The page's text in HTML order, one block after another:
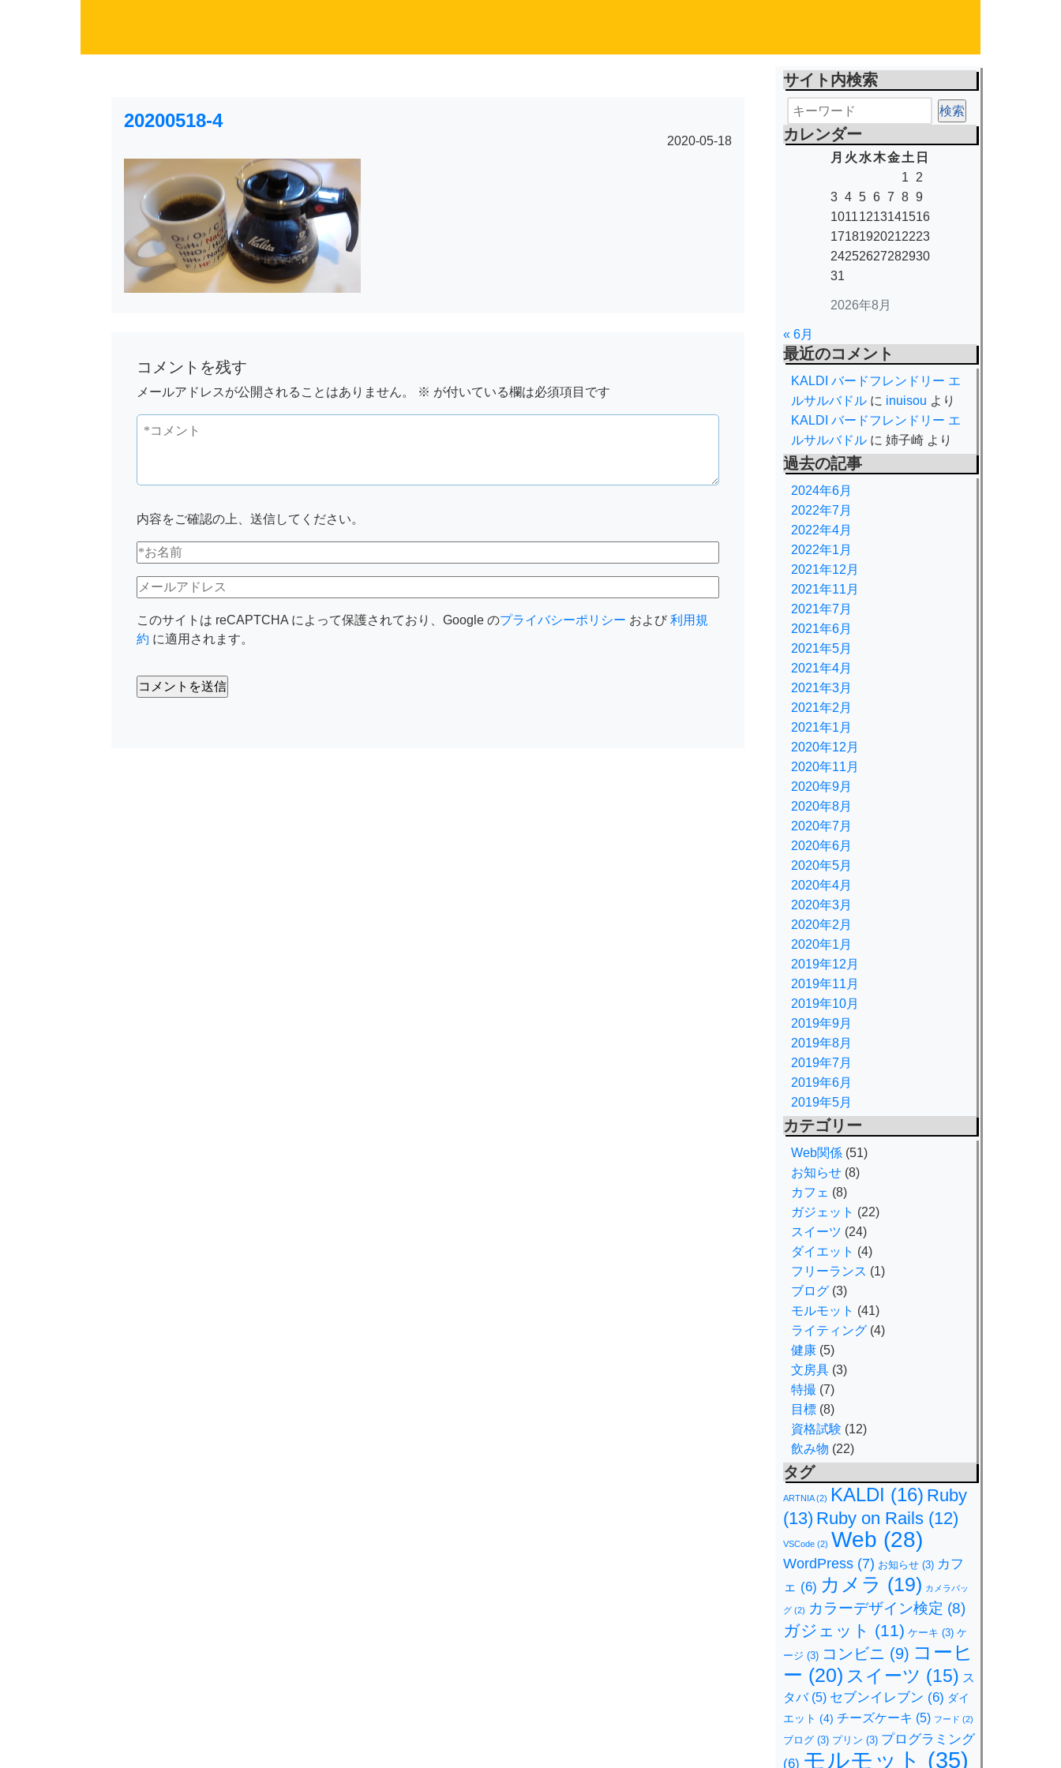
20200518-4
2020-05-18
コメントを残す
メールアドレスが公開されることはありません。 ※ が付いている欄は必須項目です
内容をご確認の上、送信してください。
このサイトは reCAPTCHA によって保護されており、Google のプライバシーポリシー および 利用規
約 に適用されます。
サイト内検索
カレンダー
2026年8月
月 火 水木金 土 日
1
2
3 4 5 6 7 8 9
10111213141516
17181920212223
24252627282930
31
« 6月
最近のコメント
KALDI バードフレンドリー エ
ルサルバドル に inuisou より
KALDI バードフレンドリー エ
ルサルバドル に 姉子崎 より
過去の記事
2024年6月
2022年7月
2022年4月
2022年1月
2021年12月
2021年11月
2021年7月
2021年6月
2021年5月
2021年4月
2021年3月
2021年2月
2021年1月
2020年12月
2020年11月
2020年9月
2020年8月
2020年7月
2020年6月
2020年5月
2020年4月
2020年3月
2020年2月
2020年1月
2019年12月
2019年11月
2019年10月
2019年9月
2019年8月
2019年7月
2019年6月
2019年5月
カテゴリー
Web関係 (51)
お知らせ (8)
カフェ (8)
ガジェット (22)
スイーツ (24)
ダイエット (4)
フリーランス (1)
ブログ (3)
モルモット (41)
ライティング (4)
健康 (5)
文房具 (3)
特撮 (7)
目標 (8)
資格試験 (12)
飲み物 (22)
タグ
ARTNIA(2) KALDI (16) Ruby
(13) Ruby on Rails (12)
VSCode (2) Web (28)
WordPress (7) お知らせ (3) カフ
ェ (6) カメラ (19) カメラバッ
グ (2) カラーデザイン検定 (8)
ガジェット (11) ケーキ (3) ケ
ージ (3) コンビニ (9) コーヒ
ー (20) スイーツ (15) ス
タバ(5) セブンイレブン (6) ダイ
エット (4) チーズケーキ (5) フード (2)
ブログ (3) プリン (3) プログラミング
(6) モルモット (35)